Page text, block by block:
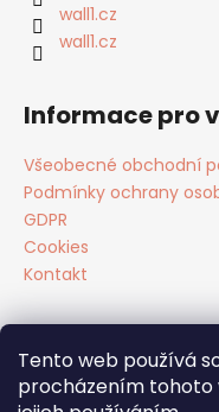
Tento web používá
procházením tohoto
wall1.cz
wall1.cz
Informace pro
Všeobecné obchodní
Podmínky ochrany
GDPR
Cookies
Kontakt
Facebook